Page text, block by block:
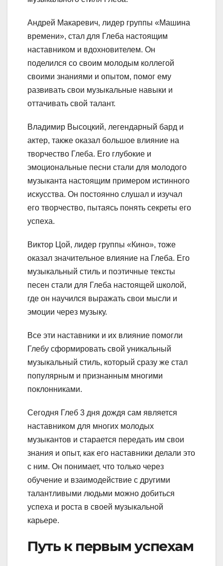
Андрей Макаревич, лидер группы «Машина
времени», стал для Глеба настоящим
наставником и вдохновителем. Он
поделился со своим молодым коллегой
своими знаниями и опытом, помог ему
развивать свои музыкальные навыки и
оттачивать свой талант.
Владимир Высоцкий, легендарный бард и
актер, также оказал большое влияние на
творчество Глеба. Его глубокие и
эмоциональные песни стали для молодого
музыканта настоящим примером истинного
искусства. Он постоянно слушал и изучал
его творчество, пытаясь понять секреты его
успеха.
Виктор Цой, лидер группы «Кино», тоже
оказал значительное влияние на Глеба. Его
музыкальный стиль и поэтичные тексты
песен стали для Глеба настоящей школой,
где он научился выражать свои мысли и
эмоции через музыку.
Все эти наставники и их влияние помогли
Глебу сформировать свой уникальный
музыкальный стиль, который сразу же стал
популярным и признанным многими
поклонниками.
Сегодня Глеб 3 дня дождя сам является
наставником для многих молодых
музыкантов и старается передать им свои
знания и опыт, как его наставники делали это
с ним. Он понимает, что только через
обучение и взаимодействие с другими
талантливыми людьми можно добиться
успеха и роста в своей музыкальной
карьере.
Путь к первым успехам